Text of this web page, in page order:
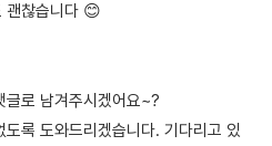
괜찮습니다 😊
글로 남겨주시겠어요~?
록 도와드리겠습니다. 기다리고 있